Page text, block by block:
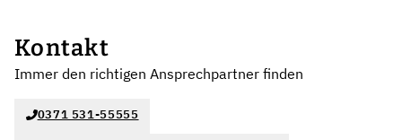
Kontakt
Immer den richtigen Ansprechpartner finden
0371 531-55555